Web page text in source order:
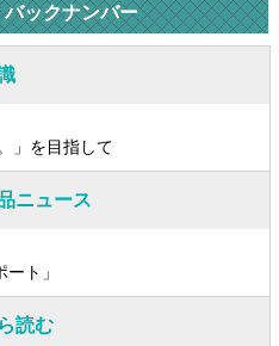
ックナンバー
」を目指して
ニュース
ト」
読む